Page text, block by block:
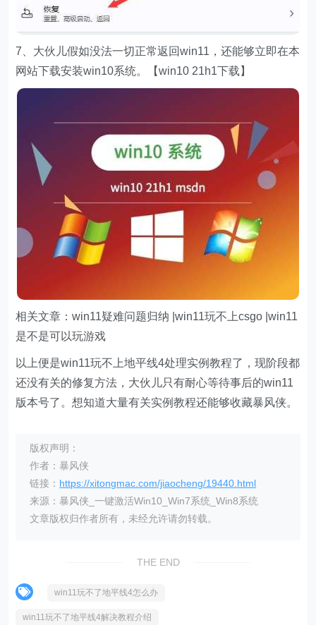
7、大伙儿假如没法一切正常返回win11，还能够立即在本
网站下载安装win10系统。【win10 21h1下载】
相关文章：win11疑难问题归纳 |win11玩不上csgo |win11
是不是可以玩游戏
以上便是win11玩不上地平线4处理实例教程了，现阶段都
还没有关的修复方法，大伙儿只有耐心等待事后的win11
版本号了。想知道大量有关实例教程还能够收藏暴风侠。
版权声明：
作者：暴风侠
链接： https://xitongmac.com/jiaocheng/19440.html
来源：暴风侠_一键激活Win10_Win7系统_Win8系统
文章版权归作者所有，未经允许请勿转载。
THE END
win11玩不了地平线4怎么办
win11玩不了地平线4解决教程介绍